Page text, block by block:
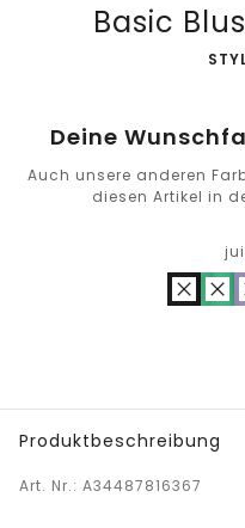
Basic
-
Deine
Auch unsere anderen
diesen Artikel in
Produktbeschreibung
Art. Nr.: A34487816367